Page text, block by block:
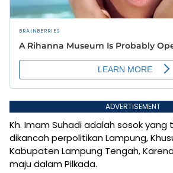
ADVERTISEMENT
Kh. Imam Suhadi adalah sosok yang
dikancah perpolitikan Lampung,
Kabupaten Lampung Tengah,
maju dalam Pilkada.